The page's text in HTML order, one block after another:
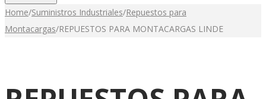
Home/Suministros Industriales/Repuestos para
Montacargas/REPUESTOS PARA MONTACARGAS LINDE